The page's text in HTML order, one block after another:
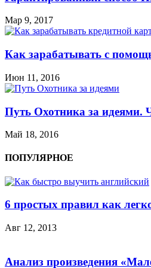
Мар 9, 2017
Как зарабатывать с
Июн 11, 2016
Путь Охотника за идеями.
Май 18, 2016
ПОПУЛЯРНОЕ
6 простых правил как
Авг 12, 2013
Анализ произведения